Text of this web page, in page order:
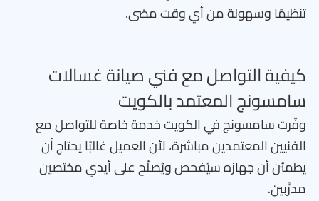
تنظيمًا وسهولة من أي وقت مضى.
كيفية التواصل مع فني صيانة غسالات
سامسونج المعتمد بالكويت
وفّرت سامسونج في الكويت خدمة خاصة للتواصل مع
الفنيين المعتمدين مباشرة، لأن العميل غالبًا يحتاج أن
يطمئن أن جهازه سيُفحص ويُصلّح على أيدي مختصين
مدرَّبين.